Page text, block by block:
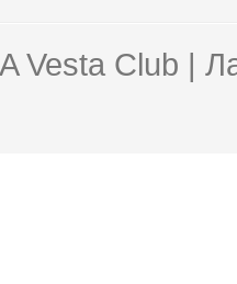
Vesta Club |